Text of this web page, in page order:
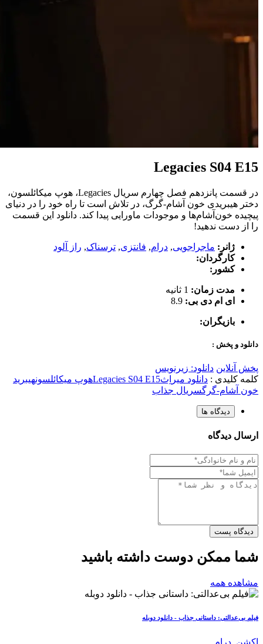
Legacies S04 E15
در قسمت پانزدهم فصل چهارم سریال Legacies، هوپ میکائلسون،
دختر هیبریدی خون آشام-گرگ، در تلاش است تا راه خود را در دنیای
پیچیده خون‌آشام‌ها و موجودات ماورایی پیدا کند. دانلود این قسمت
را از دست ندهید!
ژانر: ماجراجویی, درام, فانتزی, ترسناک, راز آلود
کارگردان:
کشور:
مدت زمان: 1 ثانیه
ای ام دی بی: 8.9
بازیگران:
دانلود و پخش :
پخش آنلاین دانلود: زیرنویس
کلمه کلیدی : دانلود میراِثLegacies S04 E15هوپ میکائلسونهیبرید
خون آشام-گرگسریال جذاب
دیدگاه ها
ارسال دیدگاه
دیدگاه پست
شما ممکن دوست داشته باشید
مشاهده همه
فیلم بی‌عدالتی: داستانی جذاب - دانلود دوبله